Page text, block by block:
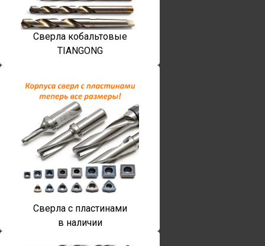
Сверла кобальтовые
TIANGONG
Сверла с пластинами
в наличии